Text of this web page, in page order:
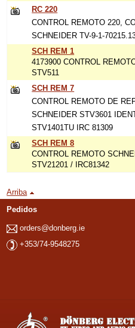
RC 220
CONTROL REMOTO 220,
SCHNEIDER TV-9-1-
SCH REM 1
4173900 CONTROL
STV511
SCH REM 7
CONTROL REMOTO DE
SCHNEIDER STV3601
STV1401TU IRC 81309
SCH REM 8
CONTROL REMOTO
STV21201 / IRC81342
Arriba
Pedidos
orders@donberg.ie
+353/74-9548275